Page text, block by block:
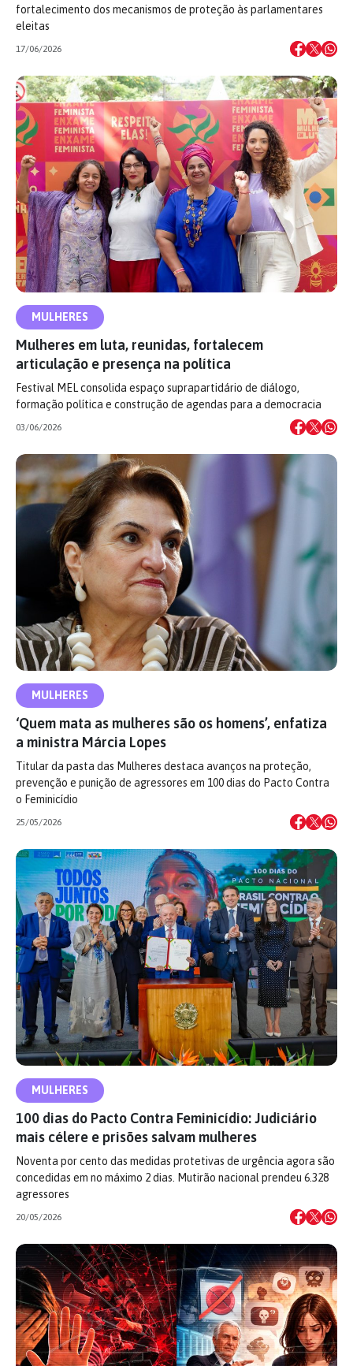
fortalecimento dos mecanismos de proteção às parlamentares
eleitas
17/06/2026
MULHERES
Mulheres em luta, reunidas, fortalecem
articulação e presença na política
Festival MEL consolida espaço suprapartidário de diálogo,
formação política e construção de agendas para a democracia
03/06/2026
MULHERES
‘Quem mata as mulheres são os homens’, enfatiza
a ministra Márcia Lopes
Titular da pasta das Mulheres destaca avanços na proteção,
prevenção e punição de agressores em 100 dias do Pacto Contra
o Feminicídio
25/05/2026
MULHERES
100 dias do Pacto Contra Feminicídio: Judiciário
mais célere e prisões salvam mulheres
Noventa por cento das medidas protetivas de urgência agora são
concedidas em no máximo 2 dias. Mutirão nacional prendeu 6.328
agressores
20/05/2026